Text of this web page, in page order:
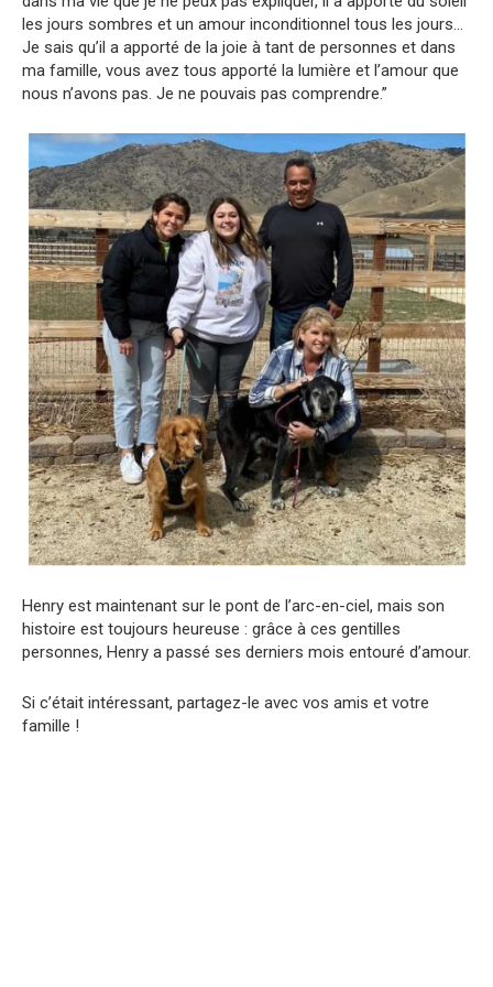
les jours sombres et un amour inconditionnel tous les jours…
Je sais qu’il a apporté de la joie à tant de personnes et dans
ma famille, vous avez tous apporté la lumière et l’amour que
nous n’avons pas. Je ne pouvais pas comprendre.”
Henry est maintenant sur le pont de l’arc-en-ciel, mais son
histoire est toujours heureuse : grâce à ces gentilles
personnes, Henry a passé ses derniers mois entouré d’amour.
Si c’était intéressant, partagez-le avec vos amis et votre
famille !